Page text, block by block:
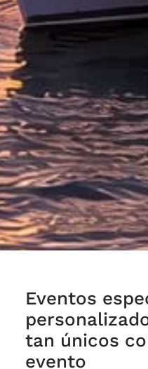
Eventos
tan únicos
evento